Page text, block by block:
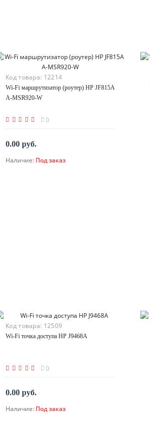
Код товара: 12214
Wi-Fi маршрутизатор (роутер) HP JF815A
A-MSR920-W
0
0.00 руб.
По запросу
Наличие: Под заказ
Код товара: 12509
Wi-Fi точка доступа HP J9468A
0
0.00 руб.
По запросу
Наличие: Под заказ